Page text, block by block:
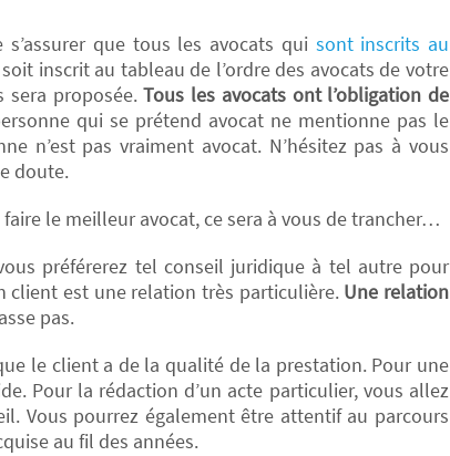
que tous les avocats qui sont inscrits au
inscrit au tableau de l’ordre des avocats de votre
sera proposée.Tous les avocats ont l’obligation de
qui se prétend avocat ne mentionne pas le
n’est pas vraiment avocat. N’hésitez pas à vous
doute.
le meilleur avocat, ce sera à vous de trancher…
préférerez tel conseil juridique à tel autre pour
client est une relation très particulière. Une relation
pas.
le client a de la qualité de la prestation. Pour une
Pour la rédaction d’un acte particulier, vous allez
Vous pourrez également être attentif au parcours
au fil des années.